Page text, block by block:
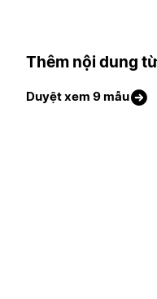
Thêm nội dung
Duyệt xem 9 mẫu